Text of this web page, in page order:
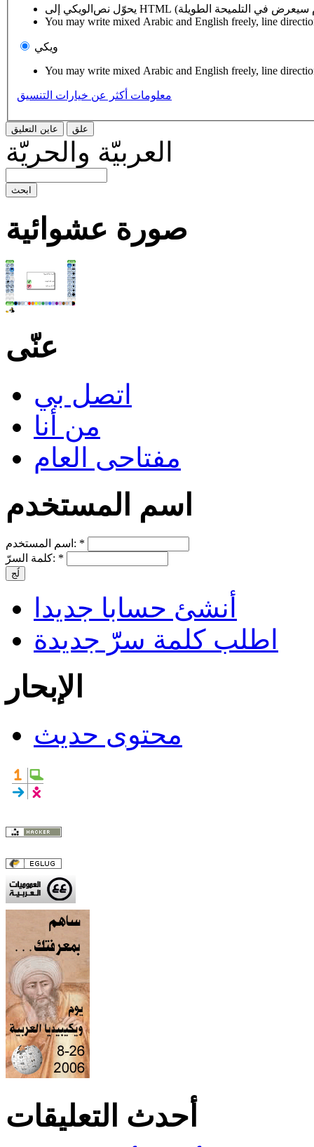
You may write mixed Arabic and English freely, line
ويكي
You may write mixed Arabic and English freely, line
معلومات أكثر عن خيارات التنسيق
العربيّة والحريّة
صورة عشوائية
عنّى
اتصل بي
من أنا
مفتاحى العام
اسم المستخدم
اسم المستخدم: *
كلمة السرّ: *
أنشئ حسابا جديدا
اطلب كلمة سرّّ جديدة
الإبحار
محتوى حديث
أحدث التعليقات